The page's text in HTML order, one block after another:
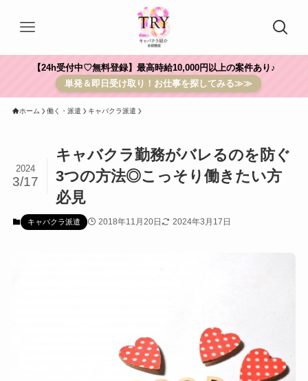
【24h受付中♡無料登録】最高時給10,000円以上の案件あり♪
単発＆即日受け取り！お仕事を探してみる≫≫
ホーム 働く・派遣 キャバクラ派遣
キャバクラ勤務がバレるのを防ぐ
3つの方法◎こっそり働きたい方
必見
2024
3/17
キャバクラ派遣 2018年11月20日 2024年3月17日